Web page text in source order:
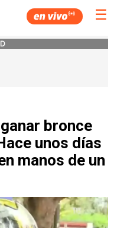
☰
bronce
unos días
manos de un